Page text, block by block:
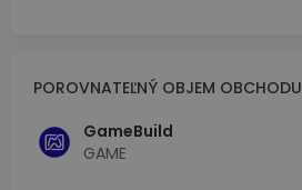
POROVNATEĽNÝ OBJEM OBCHODU
GameBuild
GAME